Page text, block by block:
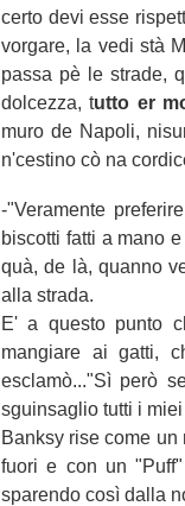
certo devi esse
vorgare, la vedi stà
passa pè le strade,
dolcezza, tutto er
muro de Napoli,
n'cestino cò na
-"Veramente
biscotti fatti a mano
quà, de là, quanno
alla strada.
E' a questo punto
mangiare ai gatti,
esclamò..."Sì però
sguinsaglio tutti i
Banksy rise come
fuori e con un
sparendo così dalla